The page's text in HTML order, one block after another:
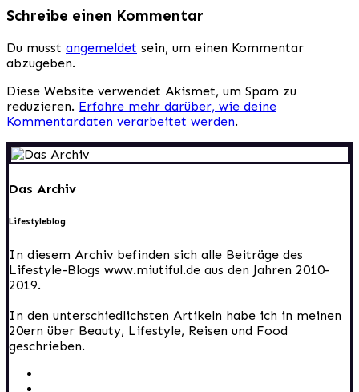
Schreibe einen Kommentar
Du musst angemeldet sein, um einen Kommentar
abzugeben.
Diese Website verwendet Akismet, um Spam zu
reduzieren. Erfahre mehr darüber, wie deine
Kommentardaten verarbeitet werden.
Das Archiv
Lifestyleblog
In diesem Archiv befinden sich alle Beiträge des
Lifestyle-Blogs www.miutiful.de aus den Jahren 2010-
2019.
In den unterschiedlichsten Artikeln habe ich in meinen
20ern über Beauty, Lifestyle, Reisen und Food
geschrieben.